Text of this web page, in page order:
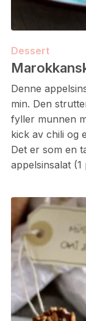
Dessert
Denne
min. Den
fyller munnen
kick av chili og
Det er som en
appelsinsalat